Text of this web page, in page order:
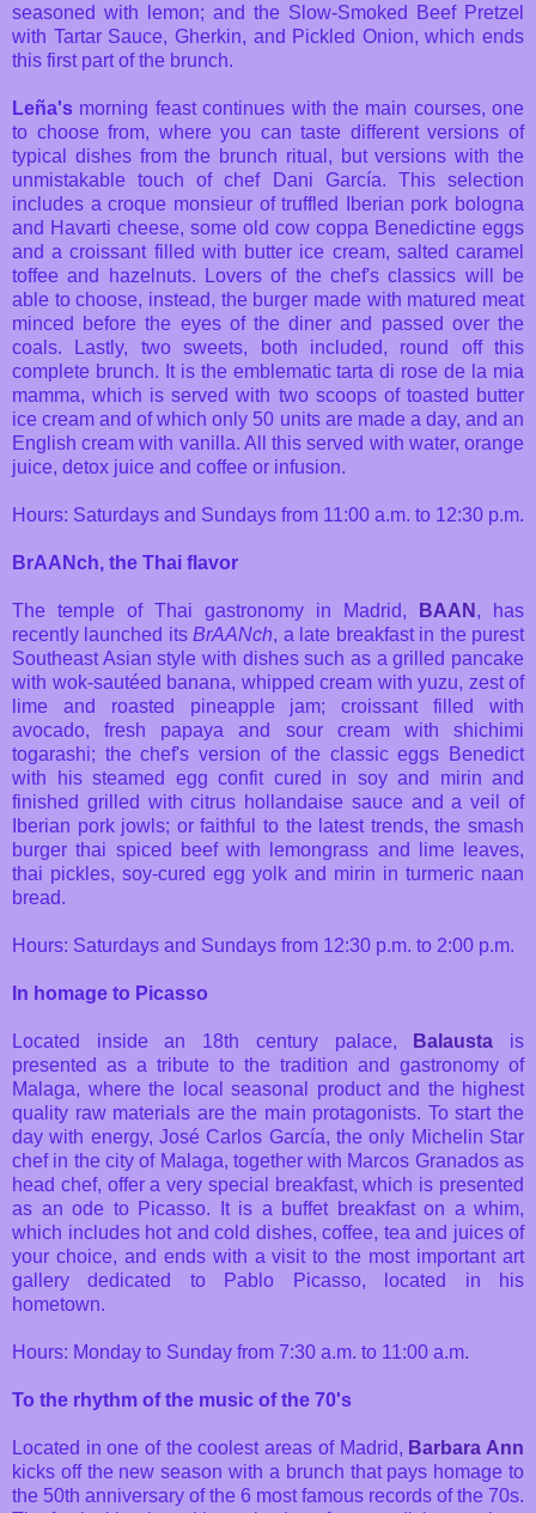
seasoned with lemon; and the Slow-Smoked Beef Pretzel
with Tartar Sauce, Gherkin, and Pickled Onion, which ends
this first part of the brunch.
Leña's morning feast continues with the main courses, one
to choose from, where you can taste different versions of
typical dishes from the brunch ritual, but versions with the
unmistakable touch of chef Dani García. This selection
includes a croque monsieur of truffled Iberian pork bologna
and Havarti cheese, some old cow coppa Benedictine eggs
and a croissant filled with butter ice cream, salted caramel
toffee and hazelnuts. Lovers of the chef's classics will be
able to choose, instead, the burger made with matured meat
minced before the eyes of the diner and passed over the
coals. Lastly, two sweets, both included, round off this
complete brunch. It is the emblematic tarta di rose de la mia
mamma, which is served with two scoops of toasted butter
ice cream and of which only 50 units are made a day, and an
English cream with vanilla. All this served with water, orange
juice, detox juice and coffee or infusion.
Hours: Saturdays and Sundays from 11:00 a.m. to 12:30 p.m.
BrAANch, the Thai flavor
The temple of Thai gastronomy in Madrid, BAAN , has
recently launched itsBrAANch, a late breakfast in the purest
Southeast Asian style with dishes such as a grilled pancake
with wok-sautéed banana, whipped cream with yuzu, zest of
lime and roasted pineapple jam; croissant filled with
avocado, fresh papaya and sour cream with shichimi
togarashi; the chef's version of the classic eggs Benedict
with his steamed egg confit cured in soy and mirin and
finished grilled with citrus hollandaise sauce and a veil of
Iberian pork jowls; or faithful to the latest trends, the smash
burger thai spiced beef with lemongrass and lime leaves,
thai pickles, soy-cured egg yolk and mirin in turmeric naan
bread.
Hours: Saturdays and Sundays from 12:30 p.m. to 2:00 p.m.
In homage to Picasso
Located inside an 18th century palace, Balausta is
presented as a tribute to the tradition and gastronomy of
Malaga, where the local seasonal product and the highest
quality raw materials are the main protagonists. To start the
day with energy, José Carlos García, the only Michelin Star
chef in the city of Malaga, together with Marcos Granados as
head chef, offer a very special breakfast, which is presented
as an ode to Picasso. It is a buffet breakfast on a whim,
which includes hot and cold dishes, coffee, tea and juices of
your choice, and ends with a visit to the most important art
gallery dedicated to Pablo Picasso, located in his
hometown.
Hours: Monday to Sunday from 7:30 a.m. to 11:00 a.m.
To the rhythm of the music of the 70's
Located in one of the coolest areas of Madrid, Barbara Ann
kicks off the new season with a brunch that pays homage to
the 50th anniversary of the 6 most famous records of the 70s.